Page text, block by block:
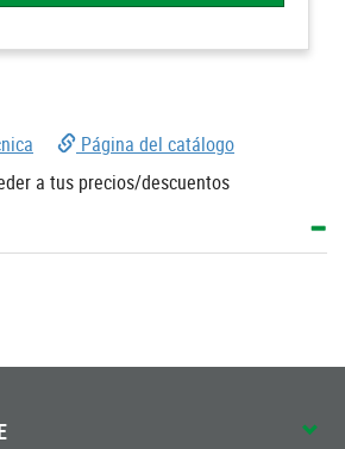
Página del catálogo
a tus precios/descuentos